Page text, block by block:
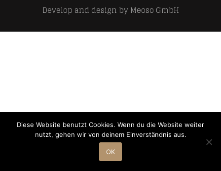
Develop and design byMeoso GmbH
Diese Website benutzt Cookies. Wenn du die Website weiter
nutzt, gehen wir von deinem Einverständnis aus.
OK